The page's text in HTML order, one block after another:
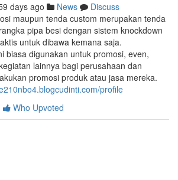
days ago News
Discuss
maupun tenda custom merupakan tenda
pipa besi dengan sistem knockdown
untuk dibawa kemana saja.
biasa digunakan untuk promosi, even,
lainnya bagi perusahaan dan
promosi produk atau jasa mereka.
profile
Who Upvoted